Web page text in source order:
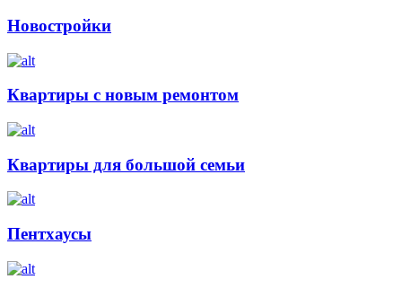
Новостройки
Квартиры с новым ремонтом
Квартиры для большой семьи
Пентхаусы